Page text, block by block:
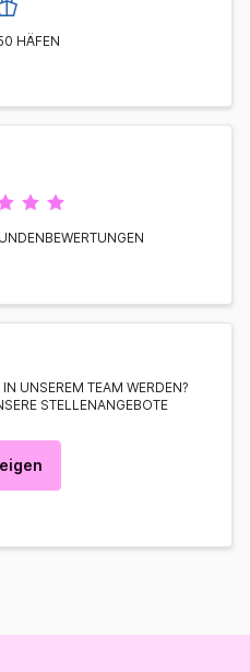
HÄFEN
UNSEREM TEAM WERDEN?
STELLENANGEBOTE